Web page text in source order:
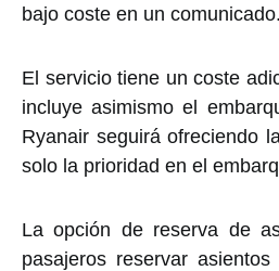
bajo coste en un comunicado.
El servicio tiene un coste
incluye asimismo el
Ryanair seguirá ofreciendo
solo la prioridad en el
La opción de reserva de
pasajeros reservar